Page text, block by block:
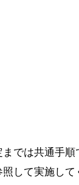
では共通手順
照して実施して